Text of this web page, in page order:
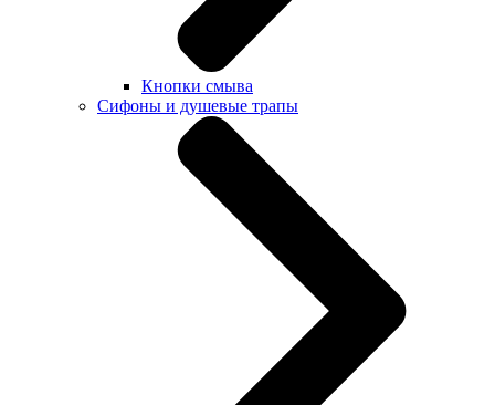
Кнопки смыва
Сифоны и душевые трапы